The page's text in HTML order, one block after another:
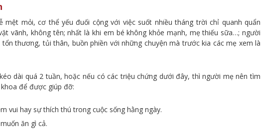
mệt mỏi, cơ thể yếu đuối cộng với việc suốt nhiều tháng trời chỉ quanh quẩn
vãnh, không tên; nhất là khi em bé không khỏe mạnh, mẹ thiếu sữa…; người
thương, tủi thân, buồn phiền với những chuyện mà trước kia các mẹ xem là
dài quá 2 tuần, hoặc nếu có các triệu chứng dưới đây, thì người mẹ nên tìm
để được giúp đỡ:
vui hay sự thích thú trong cuộc sống hằng ngày.
ăn gì cả.